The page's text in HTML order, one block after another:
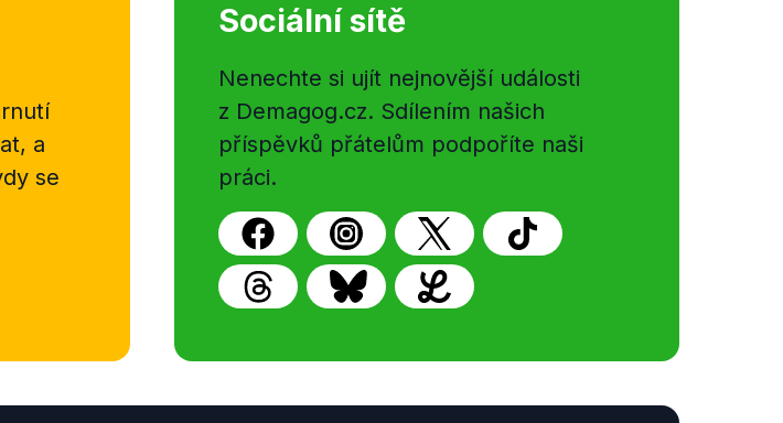
a
se
Sociální sítě
Nenechte si ujít nejnovější události
z Demagog.cz. Sdílením našich
příspěvků přátelům podpoříte naši
práci.